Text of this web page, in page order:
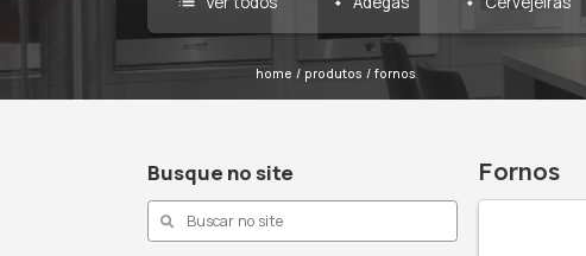
list Ver todos Adegas
home / produtos